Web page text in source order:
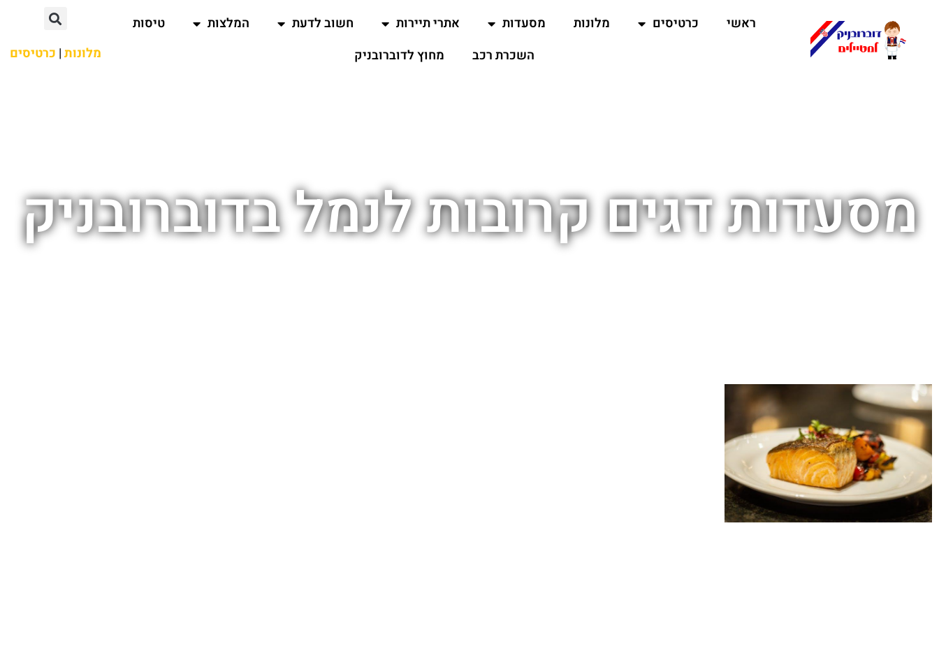
ראשי כרטיסים מלונות מסעדות אתרי תיירות חשוב לדעת המלצות
טיסות
השכרת רכב
מחוץ לדוברובניק מלונות| כרטיסים
מסעדות דגים קרובות לנמל בדוברובניק